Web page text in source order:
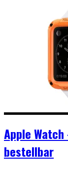
Apple
bestellbar